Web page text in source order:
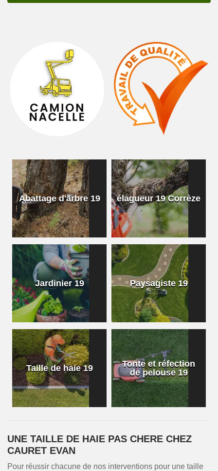
Abattage d'arbre 19 élagueur 19 Corrèze
Jardinier 19 Paysagiste 19
Taille de haie 19
Tonte et réfection
de pelouse 19
UNE TAILLE DE HAIE PAS CHERE CHEZ
CAURET EVAN
Pour réussir chacune de nos interventions pour une taille